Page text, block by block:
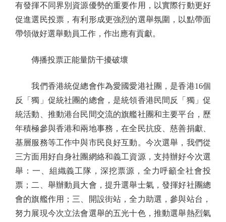
有發揮不同界別資源優勢的重要作用，以實際行動更好
促進選民投票，有利形成更強烈的選舉氛圍，以點帶面
帶領做好選舉動員工作，作出應有貢獻。
傳播投票正能量防干擾破壞
我們香港統促總會作為愛國愛港社團，是香港16個
反「獨」促統社團的總會，是統領香港民間反「獨」促
統活動、推動港台民間交流的旗艦社團和主要平台，歷
年積極參與香港和兩地事務，在全民抗疫、慈善捐獻、
基層服務等工作中與市民良好互動。今次選舉，我們從
三方面用好自身社團網絡和義工資源，支持辦好今次選
舉：一、組織義工隊，深挖票源，全力呼籲全社會投
票；二、舉辦動員大會，提升選舉士氣，發揮好社團總
會的旗艦作用；三、開設街站，全力助選，參與站台，
努力展現今次立法會選舉的五光十色，推動選舉熱烈氣